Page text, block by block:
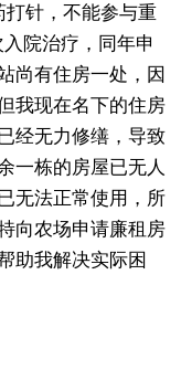
针，不能参与重
院治疗，同年申
尚有住房一处，因
我现在名下的住房
经无力修缮，导致
一栋的房屋已无人
无法正常使用，所
向农场申请廉租房
助我解决实际困